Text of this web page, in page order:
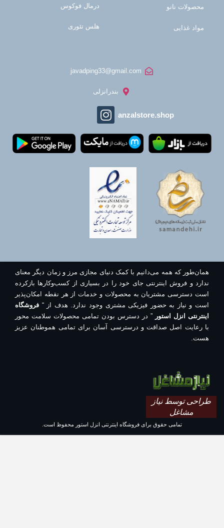
محصولات نانو
مواد غذایی
درمال فوکوس
هلس تئوری
javadping33@gmail.com
بندرانزلی
anzalstore.shop
همان‌طور که همه می‌دانیم با کمک دنیای مجازی مرز و زمان دیگر معنای
ندارد و فروش اینترنتی جای خود را در بسیاری از کسب‌وکارها بازکرده
است دسترسی مشتریان به محصولات و خدمات از هر نقطه امکان‌پذیر
است و نیاز به حضور فیزیکی مشتری وجود ندارد. هدف از “ فروشگاه
اینترنتی انزل استور” در دسترس بودن تمامی محصولات سلامت محور
با رعایت اصل صداقت و درسترسی آسان برای تمامی هموطنان عزیز
هست.
طراحی توسط نیاز
مشاغل
تمامی حقوق برای فروشگاه اینترنتی انزل استور محفوظ است.